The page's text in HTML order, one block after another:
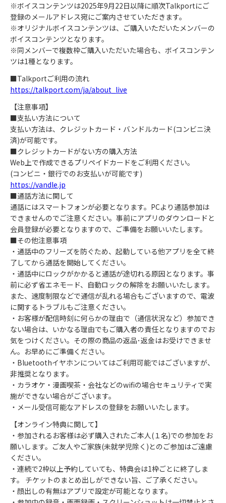
※ボイスコンテンツは2025年9月22日以降に順次Talkportにご
登録のメールアドレス宛にご案内させていただきます。
※オリジナルボイスコンテンツは、ご購入いただいたメンバーの
ボイスコンテンツとなります。
※同メンバーで複数枠ご購入いただいた場合も、ボイスコンテン
ツは1種となります。
■Talkportご利用の流れ
https://talkport.com/ja/about_live
【注意事項】
■支払い方法について
支払い方法は、クレジットカード・バンドルカード(コンビニ決
済)が可能です。
■クレジットカードがない方の購入方法
Web上で作成できるプリペイドカードをご利用ください。
(コンビニ・銀行でのお支払いが可能です)
https://vandle.jp
■通話方法に関して
通話にはスマートフォンが必要となります。PCより通話参加は
できませんのでご注意ください。事前にアプリのダウンロードと
会員登録が必要となりますので、ご準備をお願いいたします。
■その他注意事項
・通話中のフリーズを防ぐため、起動している他アプリを全て終
了してから通話を開始してください。
・通話中にロックがかかると通話が途切れる原因となります。事
前に必ず省エネモード、自動ロックの解除をお願いいたします。
また、速度制限などで通信が乱れる場合もございますので、電波
に関するトラブルもご注意ください。
・お客様が配信時刻に何らかの理由で（通信状況など）参加でき
ない場合は、いかなる理由でもご購入者の責任となりますのでお
気をつけください。その際の商品の返品･返金はお受けできませ
ん。お早めにご準備ください。
・Bluetoothイヤホンについてはご利用可能ではございますが、
非推奨となります。
・カラオケ・漫画喫茶・会社などのwifiの場合セキュリティで実
施ができない場合がございます。
・メール受信可能なアドレスの登録をお願いいたします。
【オンライン特典に関して】
・参加されるお客様は必ず購入されたご本人(１名)での参加をお
願いします。ご友人やご家族(未就学児除く)とのご参加はご遠慮
ください。
・連続で2枠以上予約していても、特典会は1枠ごとに終了しま
す。 チケットのまとめ出しができない旨、ご了承ください。
・顔出しの有無はアプリで設定が可能となります。